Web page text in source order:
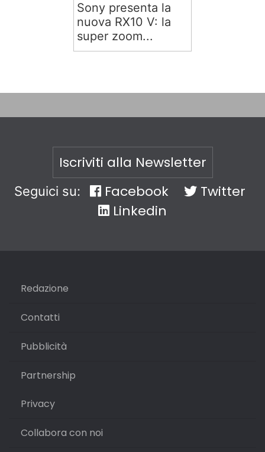
Sony presenta la
nuova RX10 V: la
super zoom...
Iscriviti alla Newsletter
Seguici su: Facebook
Twitter
Linkedin
Redazione
Contatti
Pubblicità
Partnership
Privacy
Collabora con noi